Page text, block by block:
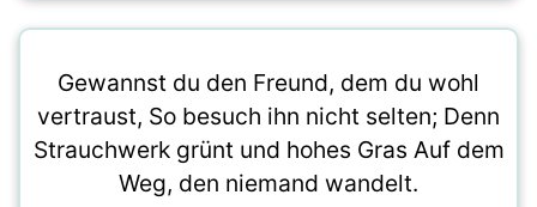
Gewannst du den Freund, dem du wohl
vertraust, So besuch ihn nicht selten; Denn
Strauchwerk grünt und hohes Gras Auf dem
Weg, den niemand wandelt.